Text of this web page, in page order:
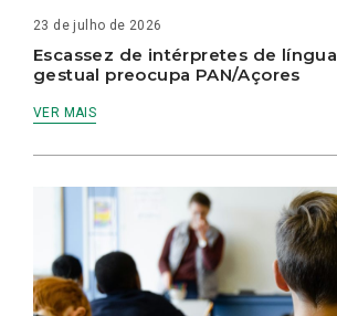
23 de julho de 2026
Escassez de intérpretes de língua
gestual preocupa PAN/Açores
VER MAIS